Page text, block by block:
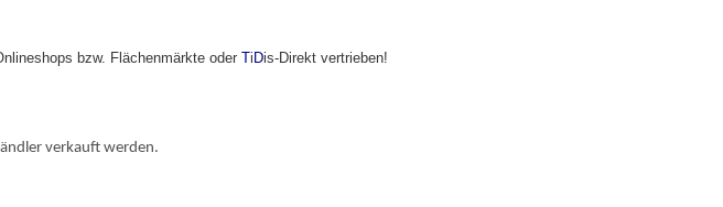
bzw. Flächenmärkte oder Ti Dis-Direkt vertrieben!
verkauft werden.